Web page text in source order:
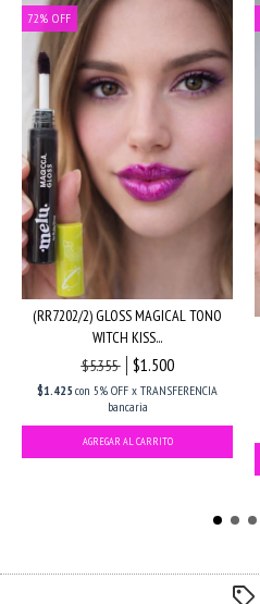
72% OFF
(RR7202/2) GLOSS MAGICAL TONO
WITCH KISS...
$5.355
$1.500
$1.425 con 5% OFF x TRANSFERENCIA
bancaria